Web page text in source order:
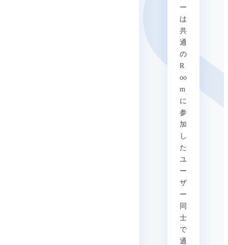
ー
は
共
通
の
R
oo
m
に
参
加
し
た
ユ
ー
ザ
ー
同
士
で
通